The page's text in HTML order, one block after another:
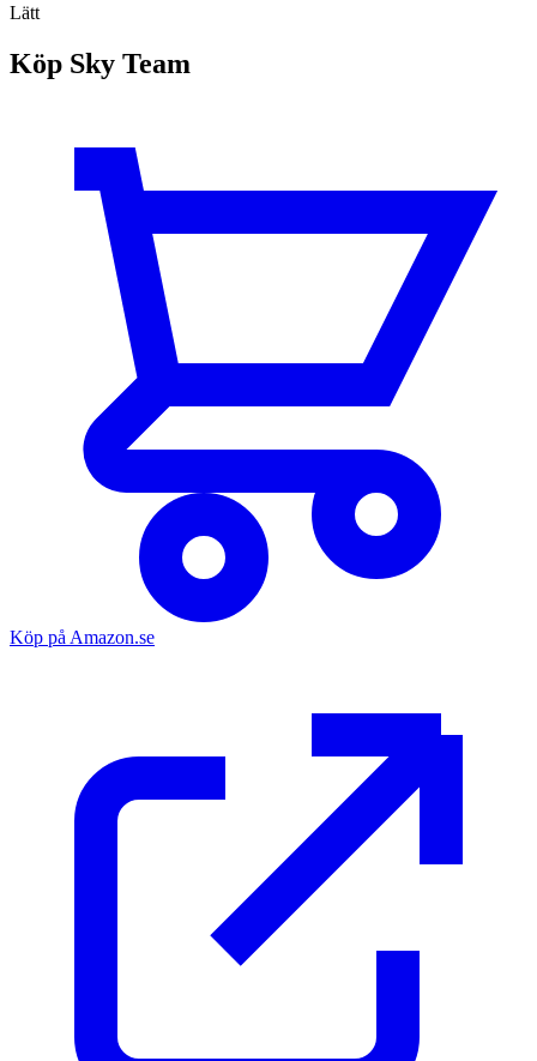
Lätt
Köp Sky Team
Köp på Amazon.se